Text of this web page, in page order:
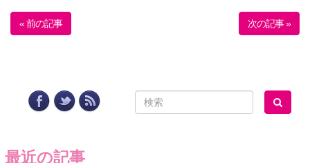
« 前の記事 次の記事 »
最近の記事